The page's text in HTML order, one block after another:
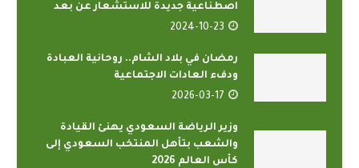
اصطناعية جديدة للاستشعار عن بعد
2024-10-23
رمضان في بلاد الشام.. روحانية العبادة
ودفء العادات الاجتماعية
2026-03-17
وزير الرياضة السعودي يهنئ القيادة
والشعب بتأهل المنتخب السعودي إلى
كأس العالم 2026